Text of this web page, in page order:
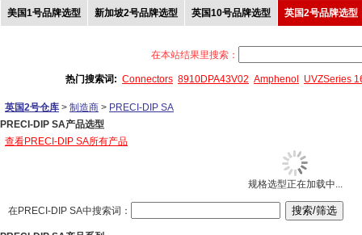
美国1号品牌选型 新加坡2号品牌选型 英国10号品牌选型 英国2号品牌选型
在本站结果里搜索：
热门搜索词: Connectors 8910DPA43V02 Amphenol UVZSeries
英国2号仓库 > 制造商 > PRECI-DIP SA
PRECI-DIP SA产品选型
查看PRECI-DIP SA所有产品
规格选型正在加载中...
在PRECI-DIP SA中搜索词：